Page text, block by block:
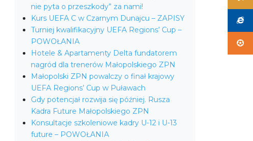
nie pyta o przeszkody” za nami!
Kurs UEFA C w Czarnym Dunajcu – ZAPISY
Turniej kwalifikacyjny UEFA Regions’ Cup –
POWOŁANIA
Hotele & Apartamenty Delta fundatorem
nagród dla trenerów Małopolskiego ZPN
Małopolski ZPN powalczy o finał krajowy
UEFA Regions’ Cup w Puławach
Gdy potencjał rozwija się później. Rusza
Kadra Future Małopolskiego ZPN
Konsultacje szkoleniowe kadry U-12 i U-13
future – POWOŁANIA